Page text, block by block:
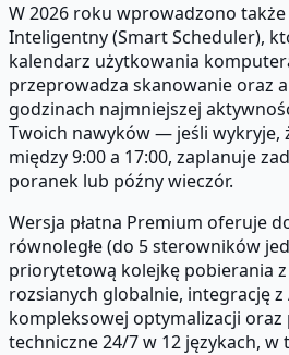
W 2026 roku wprowadzono
Inteligentny (Smart Scheduler),
kalendarz użytkowania
przeprowadza skanowanie oraz
godzinach najmniejszej
Twoich nawyków — jeśli wykryje,
między 9:00 a 17:00, zaplanuje
poranek lub późny wieczór.
Wersja płatna Premium oferuje
równoległe (do 5 sterowników
priorytetową kolejkę pobierania
rozsianych globalnie, integrację z
kompleksowej optymalizacji
techniczne 24/7 w 12 językach, w